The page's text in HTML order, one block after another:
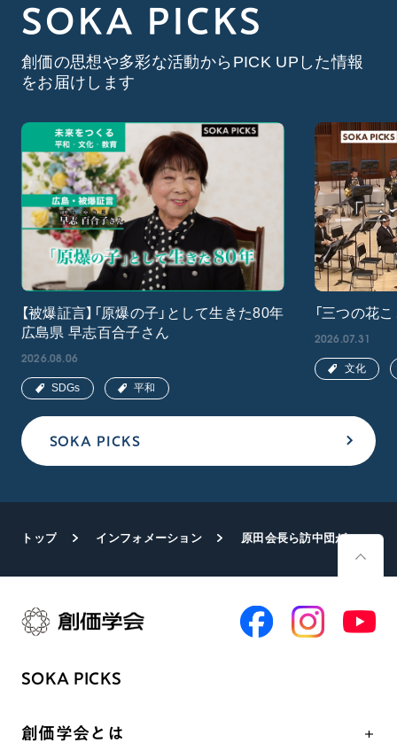
SOKA PICKS
創価の思想や多彩な活動からPICK UPした情報
をお届けします
SOKA PICKS
【被爆証言】「原爆の子」として生きた80年
広島県 早志百合子さん
2026.08.06
SDGs 平和
「三つの花
2026.07.31
文化
トップ インフォメーション 原田会長ら訪中団が中国人民対外友好協会の楊万明会長と会談
SOKA PICKS
創価学会とは